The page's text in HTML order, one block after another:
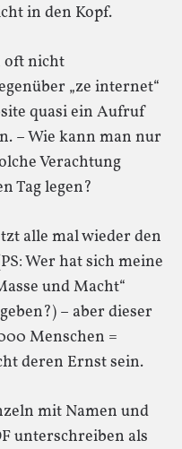
in den Kopf.
oft nicht
„ze internet“
quasi ein Aufruf
– Wie kann man nur
Verachtung
Tag legen?
alle mal wieder den
Wer hat sich meine
und Macht“
– aber dieser
Menschen =
deren Ernst sein.
mit Namen und
unterschreiben als